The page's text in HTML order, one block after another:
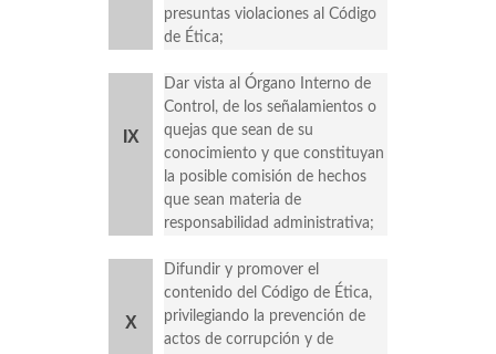
presuntas violaciones al Código
de Ética;
IX
Dar vista al Órgano Interno de
Control, de los señalamientos o
quejas que sean de su
conocimiento y que constituyan
la posible comisión de hechos
que sean materia de
responsabilidad administrativa;
X
Difundir y promover el
contenido del Código de Ética,
privilegiando la prevención de
actos de corrupción y de